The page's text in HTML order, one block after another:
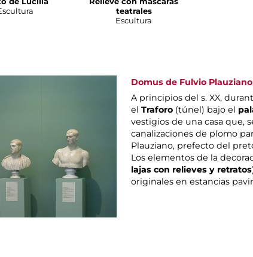
teatrales
Escultura
Domus de Fulvio Plauziano
A principios del s. XX,
elTraforo (túnel) bajo el
vestigios de una casa que,
canalizaciones de plomo
Plauziano, prefecto del
Los elementos de la
lajas con relieves y retratos
originales en estancias